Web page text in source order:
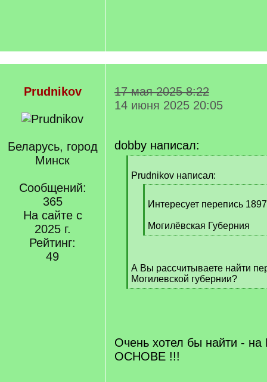
Prudnikov
Беларусь, город
Минск
Сообщений:
365
На сайте с
2025 г.
Рейтинг:
49
17 мая 2025 8:22
14 июня 2025 20:05
dobby написал:
q
Prudnikov написал:
q
Интересует перепись
Могилёвская Губерния
[
]
А Вы рассчитываете найти
Могилевской губернии?
[
Очень хотел бы найти -
ОСНОВЕ !!!